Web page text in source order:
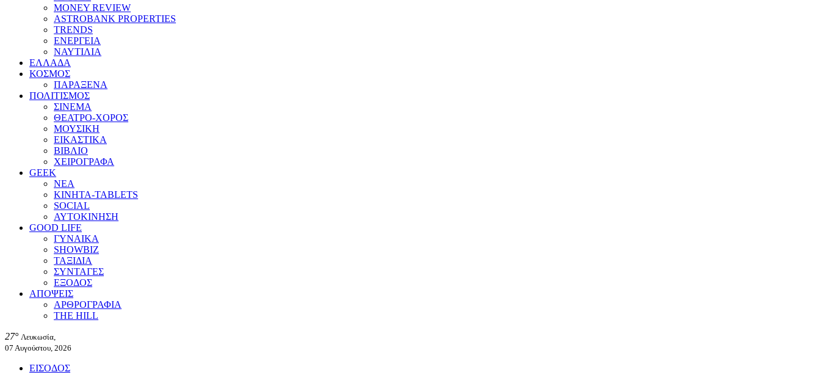
MONEY REVIEW
ASTROBANK PROPERTIES
TRENDS
ΕΝΕΡΓΕΙΑ
ΝΑΥΤΙΛΙΑ
ΕΛΛΑΔΑ
ΚΟΣΜΟΣ
ΠΑΡΑΞΕΝΑ
ΠΟΛΙΤΙΣΜΟΣ
ΣΙΝΕΜΑ
ΘΕΑΤΡΟ-ΧΟΡΟΣ
ΜΟΥΣΙΚΗ
ΕΙΚΑΣΤΙΚΑ
ΒΙΒΛΙΟ
ΧΕΙΡΟΓΡΑΦΑ
GEEK
ΝΕΑ
ΚΙΝΗΤΑ-TABLETS
SOCIAL
ΑΥΤΟΚΙΝΗΣΗ
GOOD LIFE
ΓΥΝΑΙΚΑ
SHOWBIZ
ΤΑΞΙΔΙΑ
ΣΥΝΤΑΓΕΣ
ΕΞΟΔΟΣ
ΑΠΟΨΕΙΣ
ΑΡΘΡΟΓΡΑΦΙΑ
THE HILL
27° Λευκωσία,
07 Αυγούστου, 2026
ΕΙΣΟΔΟΣ